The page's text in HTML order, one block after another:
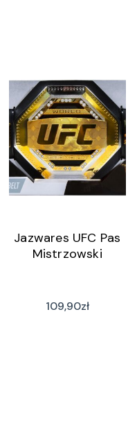
Jazwares UFC Pas
Mistrzowski
109,90zł